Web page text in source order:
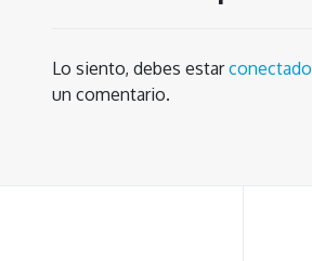
Lo siento, debes estarconectado
un comentario.